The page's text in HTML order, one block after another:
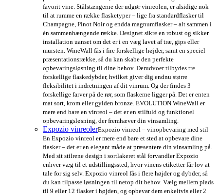
favorit vine. Stålstængerne der udgør vinreolen, er alsidige nok
til at rumme en række flasketyper – lige fra standardflasker til
Champagne, Pinot Noir og endda magnumflasker – alt sammen i
én sammenhængende række. Designet sikre en robust og sikker
installation uanset om det er i en væg lavet af træ, gips eller
mursten. WineWall fås i fire forskellige højder, samt en speciel
præsentationsrække, så du kan skabe den perfekte
opbevaringsløsning til dine behov. Derudvoer tilbydes tre
forskellige flaskedybder, hvilket giver dig endnu større
fleksibilitet i indretningen af dit vinrum. Og der findes 3
forskellige farver på de rør, som flaskerne ligger på. Det er enten
mat sort, krom eller gylden bronze. EVOLUTION WineWall er
mere end bare en vinreol – det er en stilfuld og funktionel
opbevaringsløsning, der fremhæver din vinsamling.
Expozio vinreolerExpozio vinreol – vinopbevaring med stil
En Expozio vinreol er mere end bare et sted at opbevare dine
flasker – det er en elegant måde at præsentere din vinsamling på.
Med sit stilrene design i sortlakeret stål forvandler Expozio
enhver væg til et udstillingssted, hvor vinens etiketter får lov at
tale for sig selv. Expozio vinreol fås i flere højder og dybder, så
du kan tilpasse løsningen til netop dit behov. Vælg mellem plads
til 9 eller 12 flasker i højden, og opbevar dem enkeltvis eller 2